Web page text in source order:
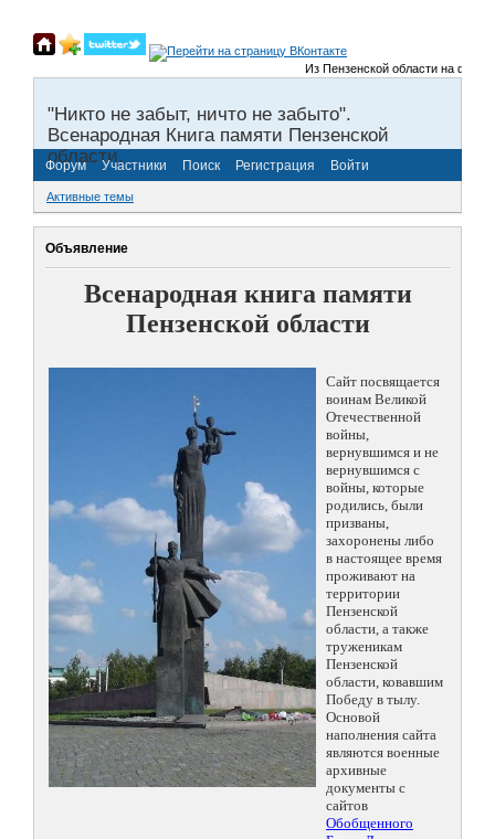
Из Пензенской области на
"Никто не забыт, ничто не забыто".
Всенародная Книга памяти Пензенской
области.
Форум Участники Поиск Регистрация Войти
Активные темы
Объявление
Всенародная книга памяти
Пензенской области
Сайт посвящается
воинам Великой
Отечественной
войны,
вернувшимся и не
вернувшимся с
войны, которые
родились, были
призваны,
захоронены либо
в настоящее время
проживают на
территории
Пензенской
области, а также
труженикам
Пензенской
области, ковавшим
Победу в тылу.
Основой
наполнения сайта
являются военные
архивные
документы с
сайтов
Обобщенного